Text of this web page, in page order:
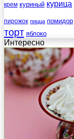
крем куриный курица
пирожок пицца помидор
торт яблоко
Интересно